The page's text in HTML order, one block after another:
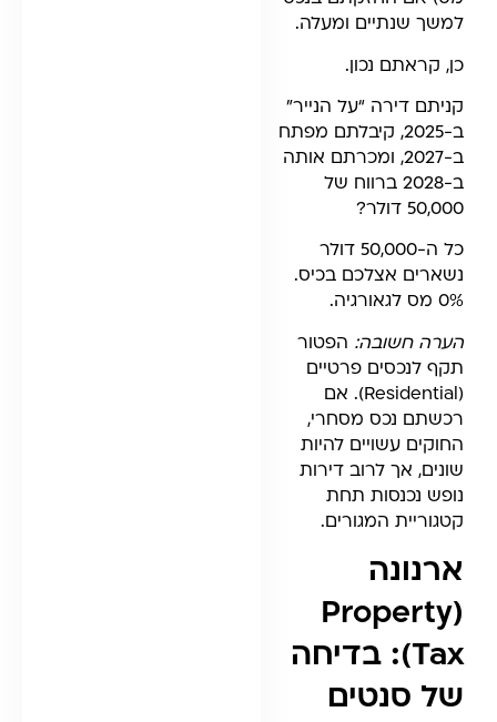
למשך שנתיים ומעלה.
כן, קראתם נכון.
קניתם דירה “על הנייר”
ב-2025, קיבלתם מפתח
ב-2027, ומכרתם אותה
ב-2028 ברווח של
50,000 דולר?
כל ה-50,000 דולר
נשארים אצלכם בכיס.
0% מס לגאורגיה.
הערה חשובה: הפטור
תקף לנכסים פרטיים
(Residential). אם
רכשתם נכס מסחרי,
החוקים עשויים להיות
שונים, אך לרוב דירות
נופש נכנסות תחת
קטגוריית המגורים.
ארנונה
(Property
Tax): בדיחה
של סנטים